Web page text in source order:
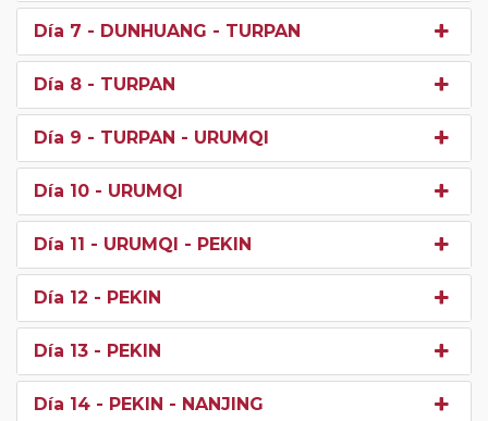
Día 7 - DUNHUANG - TURPAN
Día 8 - TURPAN
Día 9 - TURPAN - URUMQI
Día 10 - URUMQI
Día 11 - URUMQI - PEKIN
Día 12 - PEKIN
Día 13 - PEKIN
Día 14 - PEKIN - NANJING